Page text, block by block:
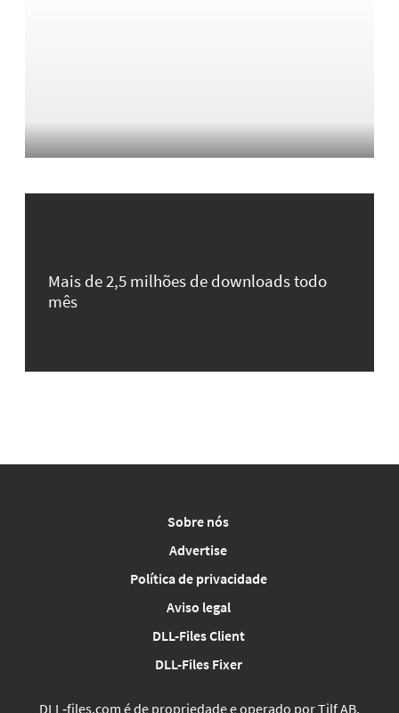
Mais de 2,5 milhões de downloads todo
mês
Sobre nós
Advertise
Política de privacidade
Aviso legal
DLL-Files Client
DLL-Files Fixer
DLL‑files.com é de propriedade e operado por Tilf AB,